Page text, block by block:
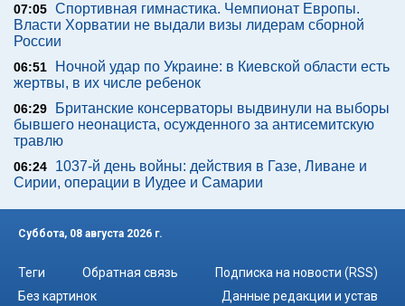
07:05 Спортивная гимнастика. Чемпионат Европы.
Власти Хорватии не выдали визы лидерам сборной
России
06:51
Ночной удар по Украине: в Киевской области есть
жертвы, в их числе ребенок
06:29
Британские консерваторы выдвинули на выборы
бывшего неонациста, осужденного за антисемитскую
травлю
06:24
1037-й день войны: действия в Газе, Ливане и
Сирии, операции в Иудее и Самарии
Суббота, 08 августа 2026 г.
Теги Обратная связь
Подписка на новости (RSS)
Без картинок
Данные редакции и устав